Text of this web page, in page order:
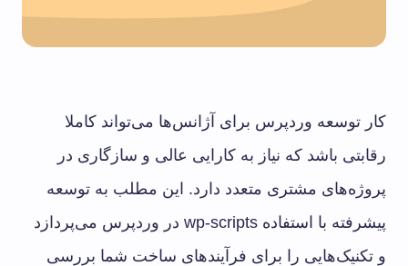
کار توسعه وردپرس برای آژانس‌ها می‌تواند کاملا
رقابتی باشد که نیاز به کارایی عالی و سازگاری در
پروژه‌های مشتری متعدد دارد. این مطلب به توسعه
پیشرفته با استفاده wp-scripts در وردپرس می‌پردازد
و تکنیک‌هایی را برای فرآیندهای ساخت شما بررسی